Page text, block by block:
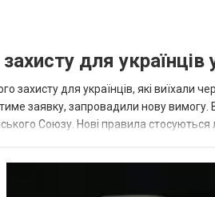
для українців
для українців, які виїхали
заявку, запровадили нову вимогу.
Союзу. Нові правила